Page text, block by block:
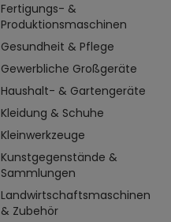
Fertigungs- &
Produktionsmaschinen
Gesundheit & Pflege
Gewerbliche Großgeräte
Haushalt- & Gartengeräte
Kleidung & Schuhe
Kleinwerkzeuge
Kunstgegenstände &
Sammlungen
Landwirtschaftsmaschinen
& Zubehör